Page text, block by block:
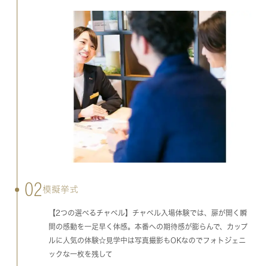
02模擬挙式
【2つの選べるチャペル】チャペル入場体験では、扉が開く瞬
間の感動を一足早く体感。本番への期待感が膨らんで、カップ
ルに人気の体験☆見学中は写真撮影もOKなのでフォトジェニ
ックな一枚を残して